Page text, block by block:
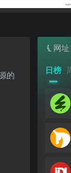
的
网址
日榜